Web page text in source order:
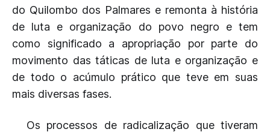
do Quilombo dos Palmares e remonta à história
de luta e organização do povo negro e tem
como significado a apropriação por parte do
movimento das táticas de luta e organização e
de todo o acúmulo prático que teve em suas
mais diversas fases.
Os processos de radicalização que tiveram